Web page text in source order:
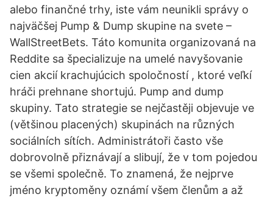
alebo finančné trhy, iste vám neunikli správy o
najväčšej Pump & Dump skupine na svete –
WallStreetBets. Táto komunita organizovaná na
Reddite sa špecializuje na umelé navyšovanie
cien akcií krachujúcich spoločností , ktoré veľkí
hráči prehnane shortujú. Pump and dump
skupiny. Tato strategie se nejčastěji objevuje ve
(většinou placených) skupinách na různých
sociálních sítích. Administrátoři často vše
dobrovolně přiznávají a slibují, že v tom pojedou
se všemi společně. To znamená, že nejprve
jméno kryptoměny oznámí všem členům a až